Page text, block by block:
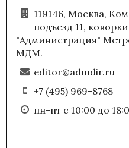
119146, Москва,
подъезд 11,
"Администрация"
МДМ.
editor@admdir.ru
+7 (495) 969-8768
пн-пт с 10:00 до